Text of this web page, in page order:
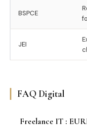
BSPCE
JEI
FAQ Digital
Freelance IT :